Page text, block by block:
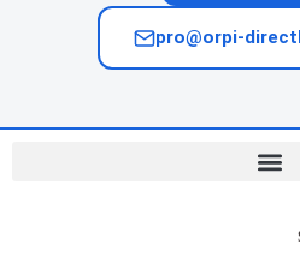
pro@orpi-